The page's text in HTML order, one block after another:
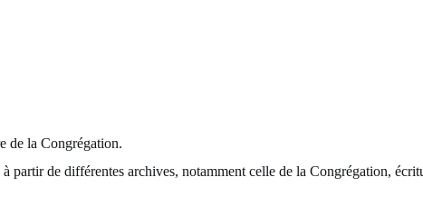
de la Congrégation.
à partir de différentes archives, notamment celle de la Congrégation,